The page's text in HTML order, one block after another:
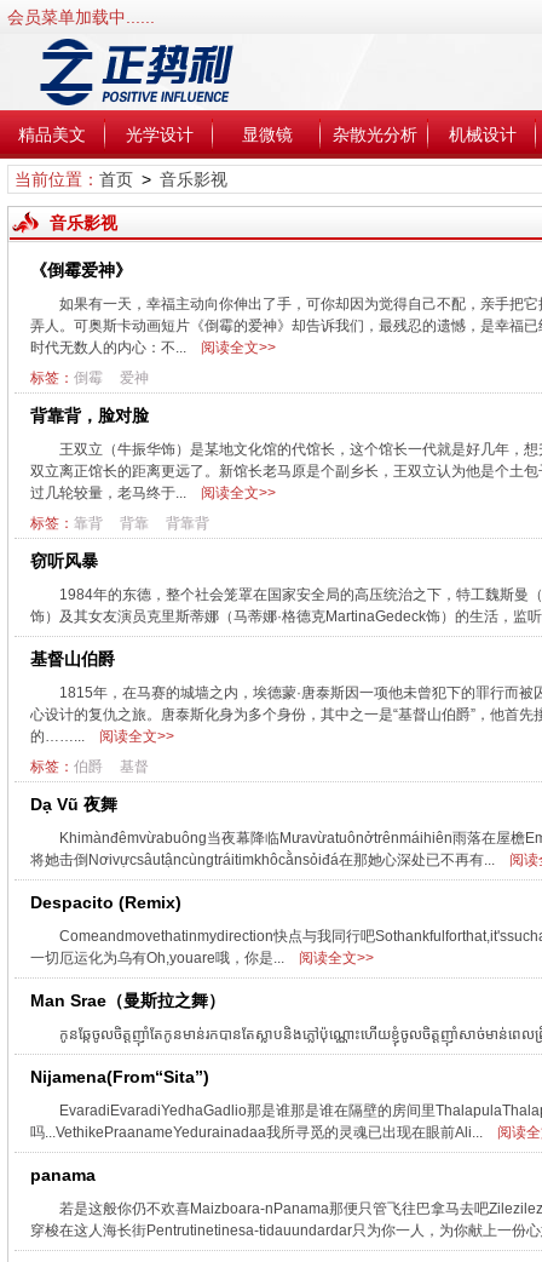
会员菜单加载中......
精品美文 光学设计 显微镜 杂散光分析 机械设计
当前位置： 首页> 音乐影视
音乐影视
《倒霉爱神》
如果有一天，幸福主动向你伸出了手，可你却因为觉得自己不配，亲手把
弄人。可奥斯卡动画短片《倒霉的爱神》却告诉我们，最残忍的遗憾，是幸福
时代无数人的内心：不...
阅读全文>>
标签： 倒霉 爱神
背靠背，脸对脸
王双立（牛振华饰）是某地文化馆的代馆长，这个馆长一代就是好几年，
双立离正馆长的距离更远了。新馆长老马原是个副乡长，王双立认为他是个土
过几轮较量，老马终于...
阅读全文>>
标签： 靠背 背靠 背靠背
窃听风暴
1984年的东德，整个社会笼罩在国家安全局的高压统治之下，特工魏斯曼
饰）及其女友演员克里斯蒂娜（马蒂娜·格德克MartinaGedeck饰）的生活，
基督山伯爵
1815年，在马赛的城墙之内，埃德蒙·唐泰斯因一项他未曾犯下的罪行而
心设计的复仇之旅。唐泰斯化身为多个身份，其中之一是“基督山伯爵”，他首
的……...
阅读全文>>
标签： 伯爵 基督
Dạ Vũ 夜舞
Khimànđêmvừabuông当夜幕降临Mưavừatuônởtrênmáihiên雨落在屋檐
将她击倒Nơivựcsâutậncùngtráitimkhôcằnsỏiđá在那她心深处已不再有...
阅读
Despacito (Remix)
Comeandmovethatinmydirection快点与我同行吧
一切厄运化为乌有Oh,youare哦，你是...
阅读全文>>
Man Srae（曼斯拉之舞）
កូនឆ្កែចូលចិត្តញ៉ាំតែកូនមាន់រកបានតែស្លាបនិងភ្លៅប៉ុណ្ណោះហើយខ្ញុំចូលចិត្តញ៉ាំសាច់មាន់
Nijamena(From“Sita”)
EvaradiEvaradiYedhaGadlio那是谁那是谁在隔壁的房间里
吗...VethikePraanameYedurainadaa我所寻觅的灵魂已出现在眼前Ali...
阅读
panama
若是这般你仍不欢喜Maizboara-nPanama那便只管飞往巴拿马去吧
穿梭在这人海长街Pentrutinetinesa-tidauundardar只为你一人，为你献上一份